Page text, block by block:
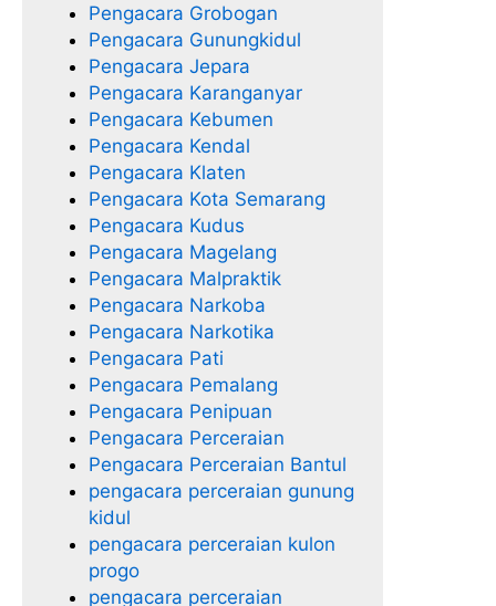
Pengacara Grobogan
Pengacara Gunungkidul
Pengacara Jepara
Pengacara Karanganyar
Pengacara Kebumen
Pengacara Kendal
Pengacara Klaten
Pengacara Kota Semarang
Pengacara Kudus
Pengacara Magelang
Pengacara Malpraktik
Pengacara Narkoba
Pengacara Narkotika
Pengacara Pati
Pengacara Pemalang
Pengacara Penipuan
Pengacara Perceraian
Pengacara Perceraian Bantul
pengacara perceraian gunung
kidul
pengacara perceraian kulon
progo
pengacara perceraian